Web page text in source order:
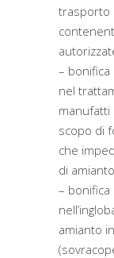
trasporto
–
nel
manufatti
scopo di
che
di
–
amianto